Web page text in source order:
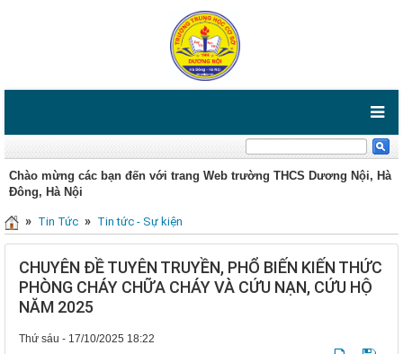
Chào mừng các bạn đến với trang Web trường THCS Dương Nội, Hà
Đông, Hà Nội
» Tin Tức » Tin tức - Sự kiện
CHUYÊN ĐỀ TUYÊN TRUYỀN, PHỔ BIẾN KIẾN THỨC
PHÒNG CHÁY CHỮA CHÁY VÀ CỨU NẠN, CỨU HỘ
NĂM 2025
Thứ sáu - 17/10/2025 18:22